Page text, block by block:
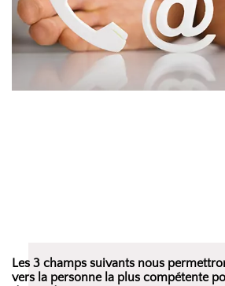
Les 3 champs suivants nous
vers la personne la plus compétente